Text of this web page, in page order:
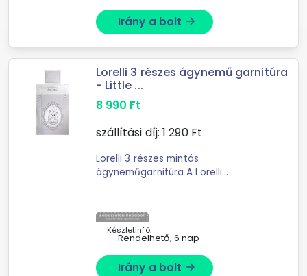
Irány a bolt arrow_forward
Lorelli 3 részes ágynemű garnitúra
- Little ...
8 990 Ft
szállítási díj: 1 290Ft
Lorelli 3 részes mintás
ágyneműgarnitúra A Lorelli
mintás ágyneműgarnitúra A L
Készletinfó:
Rendelhető, 6 nap
Irány a bolt arrow_forward